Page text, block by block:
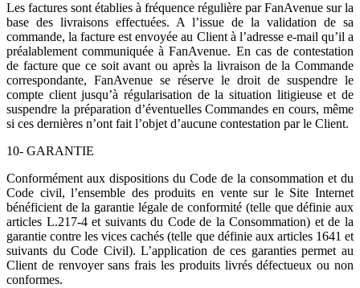
Les factures sont établies à fréquence régulière par FanAvenue sur la
base des livraisons effectuées. A l’issue de la validation de sa
commande, la facture est envoyée au Client à l’adresse e-mail qu’il a
préalablement communiquée à FanAvenue. En cas de contestation
de facture que ce soit avant ou après la livraison de la Commande
correspondante, FanAvenue se réserve le droit de suspendre le
compte client jusqu’à régularisation de la situation litigieuse et de
suspendre la préparation d’éventuelles Commandes en cours, même
si ces dernières n’ont fait l’objet d’aucune contestation par le Client.
10- GARANTIE
Conformément aux dispositions du Code de la consommation et du
Code civil, l’ensemble des produits en vente sur le Site Internet
bénéficient de la garantie légale de conformité (telle que définie aux
articles L.217-4 et suivants du Code de la Consommation) et de la
garantie contre les vices cachés (telle que définie aux articles 1641 et
suivants du Code Civil). L’application de ces garanties permet au
Client de renvoyer sans frais les produits livrés défectueux ou non
conformes.